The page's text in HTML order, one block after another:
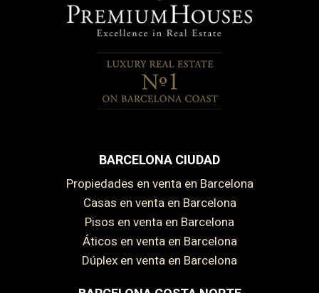
BARCELONA CIUDAD
Propiedades en venta en Barcelona
Casas en venta en Barcelona
Pisos en venta en Barcelona
Áticos en venta en Barcelona
Dúplex en venta en Barcelona